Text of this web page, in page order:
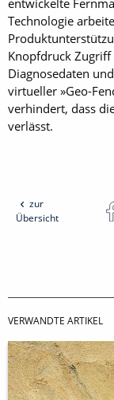
Technologie
Knopfdruck
Diagnosedaten
virtueller »Geo-
verhindert, dass
verlässt.
zur
Übersicht
VERWANDTE ARTIKEL